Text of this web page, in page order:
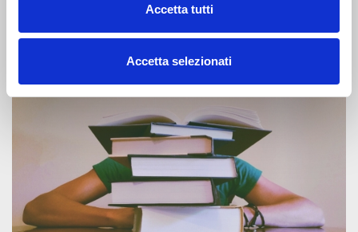
Accetta tutti
Accetta selezionati
settimana per tate e servizi integrativi e ricreativi per